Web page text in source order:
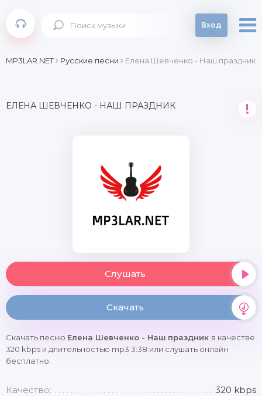
Вход
MP3LAR.NET Русские песни Елена Шевченко - Наш праздник
ЕЛЕНА ШЕВЧЕНКО - НАШ ПРАЗДНИК !
Слушать
Скачать
Скачать песню Елена Шевченко - Наш праздник в качестве
320 kbps и длительностью mp3 3:38 или слушать онлайн
бесплатно.
Качество: 320 kbps